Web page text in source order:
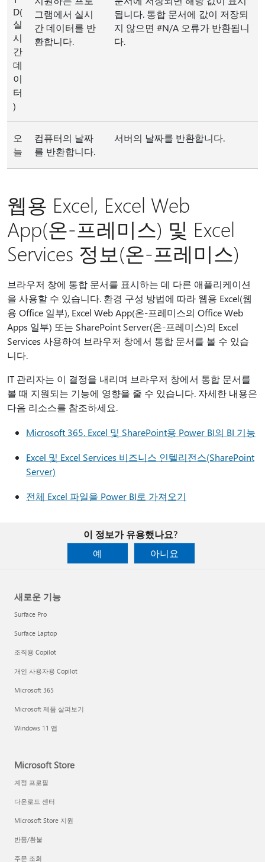
D(
실
시
간
데
이
터
)
그램에서 실시
간 데이터를 반
환합니다.
됩니다. 통합 문서에 값이 저장되
지 않으면 #N/A 오류가 반환됩니
다.
오
늘
컴퓨터의 날짜
를 반환합니다.
서버의 날짜를 반환합니다.
웹용 Excel, Excel Web
App(온-프레미스) 및 Excel
Services 정보(온-프레미스)
브라우저 창에 통합 문서를 표시하는 데 다른 애플리케이션
을 사용할 수 있습니다. 환경 구성 방법에 따라 웹용 Excel(웹
용 Office 일부), Excel Web App(온-프레미스의 Office Web
Apps 일부) 또는 SharePoint Server(온-프레미스)의 Excel
Services 사용하여 브라우저 창에서 통합 문서를 볼 수 있습
니다.
IT 관리자는 이 결정을 내리며 브라우저 창에서 통합 문서를
볼 때 지원되는 기능에 영향을 줄 수 있습니다. 자세한 내용은
다음 리소스를 참조하세요.
Microsoft 365, Excel 및 SharePoint용 Power BI의 BI 기능
Excel 및 Excel Services 비즈니스 인텔리전스(SharePoint
Server)
전체 Excel 파일을 Power BI로 가져오기
이 정보가 유용했나요?
예
아니요
새로운 기능
Surface Pro
Surface Laptop
조직용 Copilot
개인 사용자용 Copilot
Microsoft 365
Microsoft 제품 살펴보기
Windows 11 앱
Microsoft Store
계정 프로필
다운로드 센터
Microsoft Store 지원
반품/환불
주문 조회